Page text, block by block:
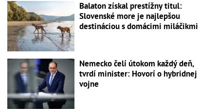
Balaton získal prestížny titul:
Slovenské more je najlepšou
destináciou s domácimi miláčikmi
Nemecko čelí útokom každý deň,
tvrdí minister: Hovorí o hybridnej
vojne